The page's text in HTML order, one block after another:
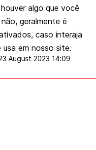
algo que você
geralmente é
caso interaja
em nosso site.
August 2023 14:09